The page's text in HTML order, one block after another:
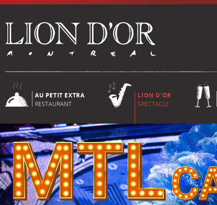
AU PETIT EXTRA
RESTAURANT
LION D'OR
SPECTACLE